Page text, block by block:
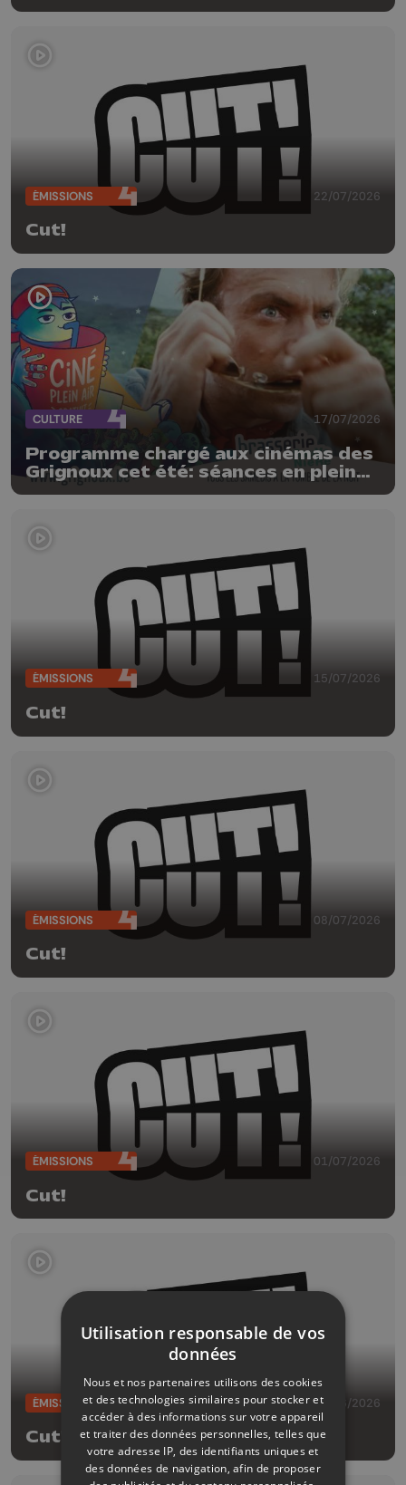
ÉMISSIONS 22/07/2026
Cut!
CULTURE 17/07/2026
Programme chargé aux cinémas des
Grignoux cet été: séances en plein
air, concerts et plats spéciaux à la
ÉMISSIONS 15/07/2026
Cut!
ÉMISSIONS 08/07/2026
Cut!
ÉMISSIONS 01/07/2026
Cut!
ÉMISSIONS 24/06/2026
Cut!
Utilisation responsable de vos
données
Nous et nos partenaires utilisons des cookies
et des technologies similaires pour stocker et
accéder à des informations sur votre appareil
et traiter des données personnelles, telles que
votre adresse IP, des identifiants uniques et
des données de navigation, afin de proposer